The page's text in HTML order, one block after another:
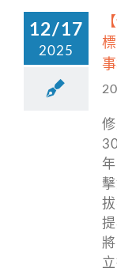
12/17
2025